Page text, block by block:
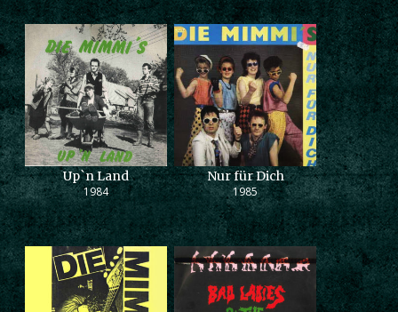
Up`n Land
1984
Nur für Dich
1985